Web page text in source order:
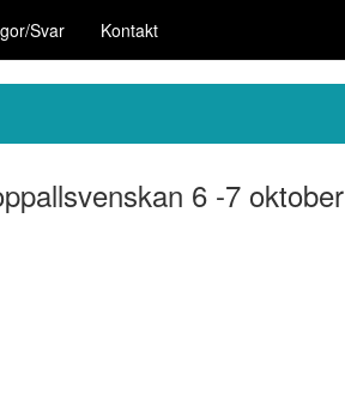
Svar Kontakt
6 -7 oktober